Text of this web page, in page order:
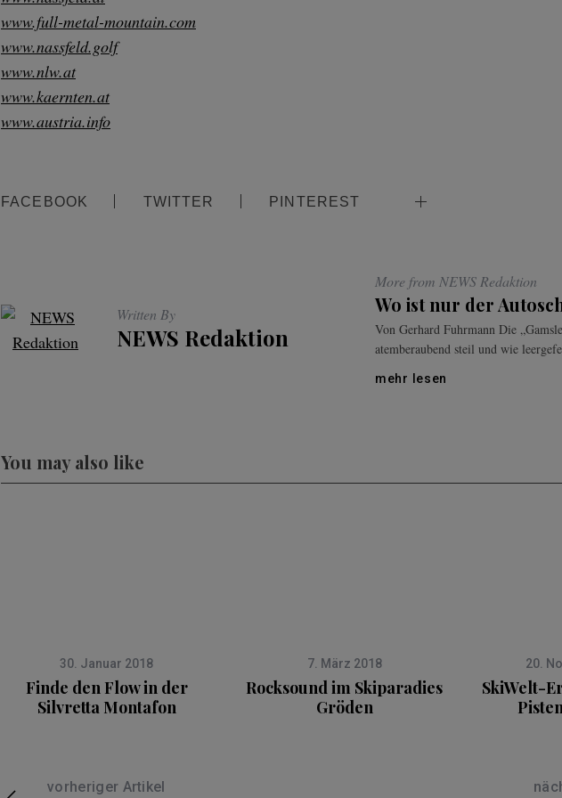
www.full-metal-mountain.com
www.nassfeld.golf
www.nlw.at
www.kaernten.at
www.austria.info
FACEBOOK TWITTER PINTEREST
Written By
NEWS Redaktion
More from NEWS Redaktion
Wo ist nur der
Von Gerhard Fuhrmann Die
atemberaubend steil und wie
mehr lesen
You may also like
30. Januar 2018
Finde den Flow in der
Silvretta Montafon
7. März 2018
Rocksound im Skiparadies
Gröden
20.
SkiWelt-
vorheriger Artikel